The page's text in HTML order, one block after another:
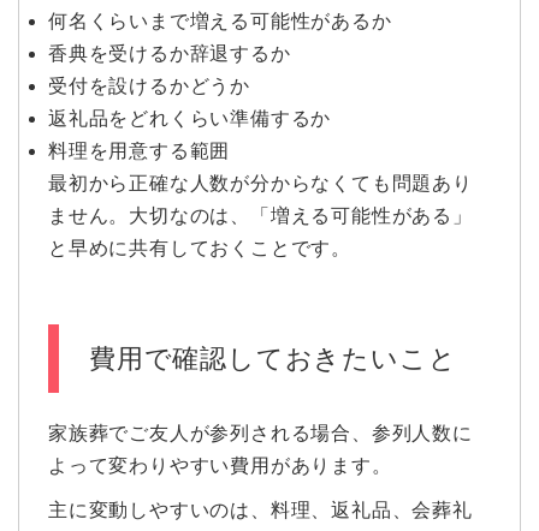
何名くらいまで増える可能性があるか
香典を受けるか辞退するか
受付を設けるかどうか
返礼品をどれくらい準備するか
料理を用意する範囲
最初から正確な人数が分からなくても問題あり
ません。大切なのは、「増える可能性がある」
と早めに共有しておくことです。
費用で確認しておきたいこと
家族葬でご友人が参列される場合、参列人数に
よって変わりやすい費用があります。
主に変動しやすいのは、料理、返礼品、会葬礼